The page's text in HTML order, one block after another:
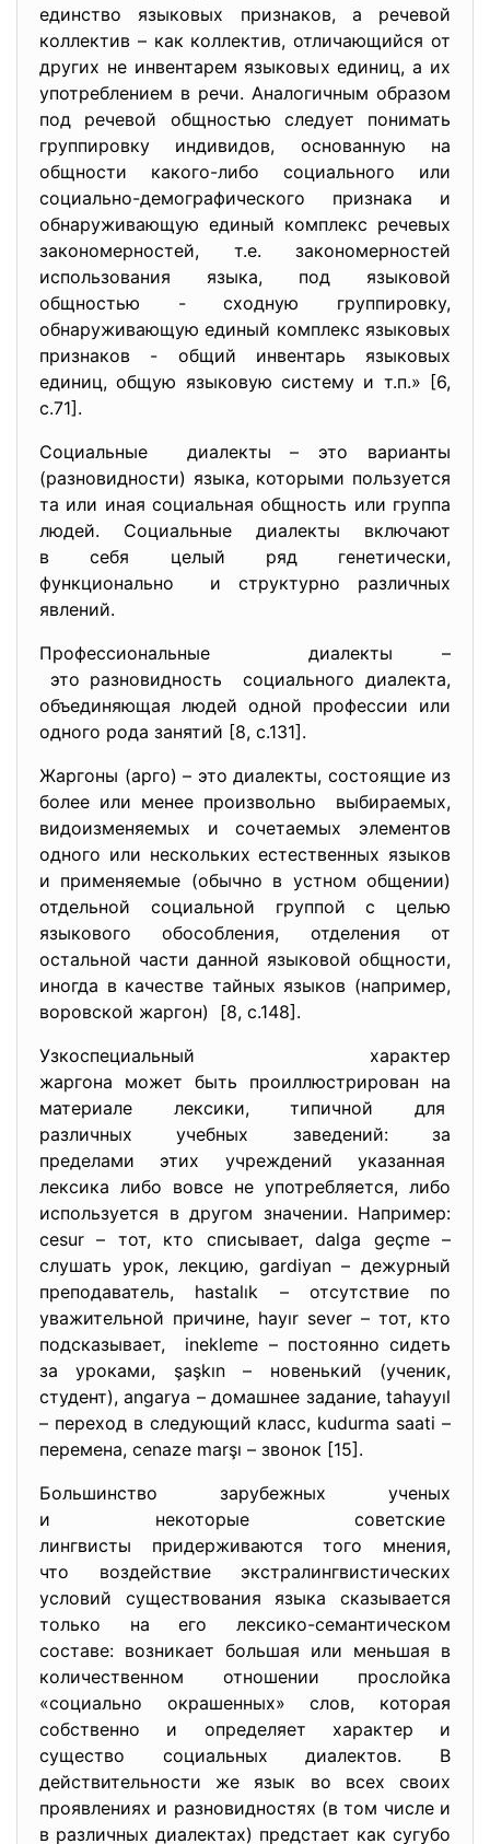
единство языковых признаков, а речевой
коллектив – как коллектив, отличающийся от
других не инвентарем языковых единиц, а их
употреблением в речи. Аналогичным образом
под речевой общностью следует понимать
группировку индивидов, основанную на
общности какого-либо социального или
социально-демографического признака и
обнаруживающую единый комплекс речевых
закономерностей, т.е. закономерностей
использования языка, под языковой
общностью - сходную группировку,
обнаруживающую единый комплекс языковых
признаков - общий инвентарь языковых
единиц, общую языковую систему и т.п.» [6,
с.71].
Социальные диалекты – это варианты
(разновидности) языка, которыми пользуется
та или иная социальная общность или группа
людей. Социальные диалекты включают
в себя целый ряд генетически,
функционально и структурно различных
явлений.
Профессиональные диалекты –
это разновидность социального диалекта,
объединяющая людей одной профессии или
одного рода занятий [8, с.131].
Жаргоны (арго) – это диалекты, состоящие из
более или менее произвольно выбираемых,
видоизменяемых и сочетаемых элементов
одного или нескольких естественных языков
и применяемые (обычно в устном общении)
отдельной социальной группой с целью
языкового обособления, отделения от
остальной части данной языковой общности,
иногда в качестве тайных языков (например,
воровской жаргон) [8, с.148].
Узкоспециальный характер
жаргона может быть проиллюстрирован на
материале лексики, типичной для
различных учебных заведений: за
пределами этих учреждений указанная
лексика либо вовсе не употребляется, либо
используется в другом значении. Например:
cesur – тот, кто списывает, dalga geçme –
слушать урок, лекцию, gardiyan – дежурный
преподаватель, hastalık – отсутствие по
уважительной причине, hayır sever – тот, кто
подсказывает, inekleme – постоянно сидеть
за уроками, şaşkın – новенький (ученик,
студент), angarya – домашнее задание, tahayyıl
– переход в следующий класс, kudurma saati –
перемена, сenaze marşı – звонок [15].
Большинство зарубежных ученых
и некоторые советские
лингвисты придерживаются того мнения,
что воздействие экстралингвистических
условий существования языка сказывается
только на его лексико-семантическом
составе: возникает большая или меньшая в
количественном отношении прослойка
«социально окрашенных» слов, которая
собственно и определяет характер и
существо социальных диалектов. В
действительности же язык во всех своих
проявлениях и разновидностях (в том числе и
в различных диалектах) предстает как сугубо